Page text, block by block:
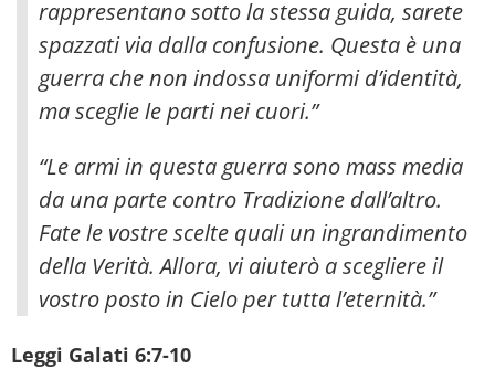
rappresentano sotto la stessa guida, sarete
spazzati via dalla confusione. Questa è una
guerra che non indossa uniformi d’identità,
ma sceglie le parti nei cuori.”
“Le armi in questa guerra sono mass media
da una parte contro Tradizione dall’altro.
Fate le vostre scelte quali un ingrandimento
della Verità. Allora, vi aiuterò a scegliere il
vostro posto in Cielo per tutta l’eternità.”
Leggi Galati 6:7-10